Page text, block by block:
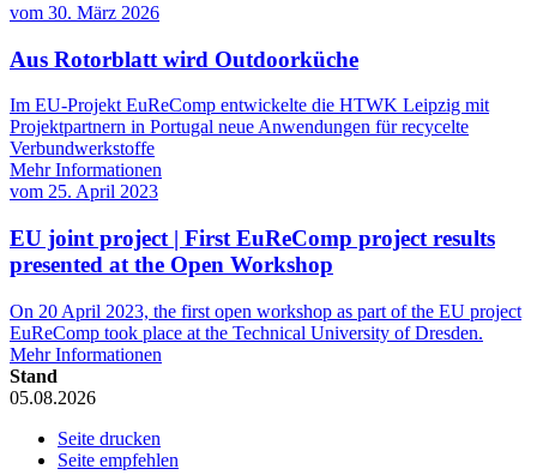
vom 30. März 2026
Aus Rotorblatt wird Outdoorküche
Im EU-Projekt EuReComp entwickelte die HTWK Leipzig mit
Projektpartnern in Portugal neue Anwendungen für recycelte
Verbundwerkstoffe
Mehr Informationen
vom 25. April 2023
EU joint project | First EuReComp project results
presented at the Open Workshop
On 20 April 2023, the first open workshop as part of the EU project
EuReComp took place at the Technical University of Dresden.
Mehr Informationen
Stand
05.08.2026
Seite drucken
Seite empfehlen